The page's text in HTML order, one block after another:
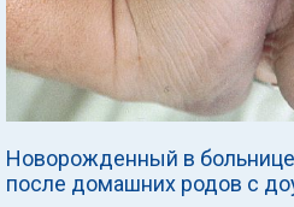
Новорожденный в
после домашних родов с